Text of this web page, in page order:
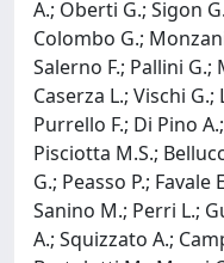
A.; Oberti G.; Sigon
Colombo G.;
Salerno F.; Pallini
Caserza L.; Vischi
Purrello F.; Di Pino
Pisciotta M.S.;
G.; Peasso P.;
Sanino M.; Perri L.;
A.; Squizzato A.;